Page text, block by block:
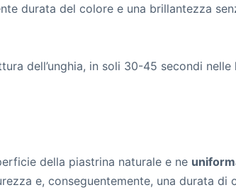
durata del colore e una brillantezza
dell’unghia, in soli 30-45 secondi nelle
della piastrina naturale e ne
e, conseguentemente, una durata di